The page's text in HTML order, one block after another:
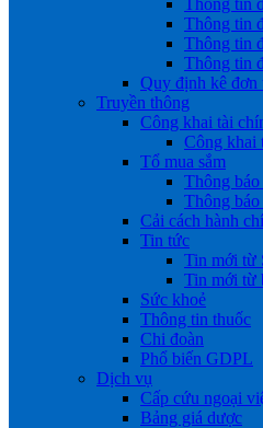
Thông tin
Thông tin
Thông tin
Thông tin
Quy định kê đơn
Truyền thông
Công khai tài
Công khai
Tổ mua sắm
Thông
Thông
Cải cách hành
Tin tức
Tin mới từ
Tin mới từ
Sức khoẻ
Thông tin thuốc
Chi đoàn
Phổ biến GDPL
Dịch vụ
Cấp cứu ngoại
Bảng giá dược